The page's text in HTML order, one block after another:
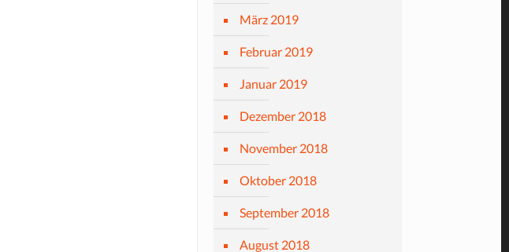
März 2019
Februar 2019
Januar 2019
Dezember 2018
November 2018
Oktober 2018
September 2018
August 2018